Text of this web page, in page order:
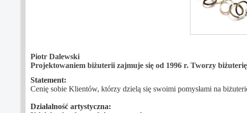
Piotr Dalewski
Projektowaniem biżuterii zajmuje się od 1996 r. Tworzy
Statement:
Cenię sobie Klientów, którzy dzielą się swoimi pomysłami na
Działalność artystyczna: